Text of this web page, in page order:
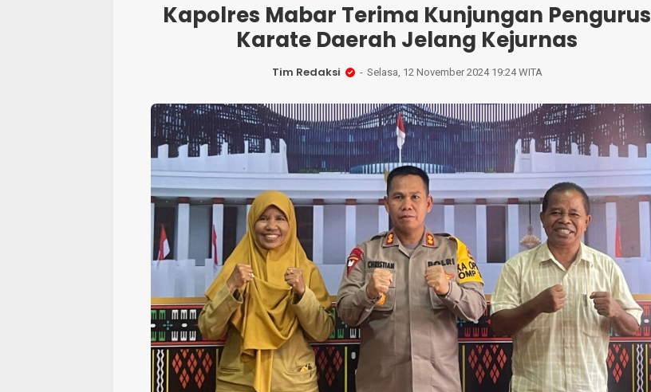
Kapolres Mabar Terima Kunjungan Pengurus
Karate Daerah Jelang Kejurnas
Tim Redaksi Selasa, 12 November 2024 19:24 WITA